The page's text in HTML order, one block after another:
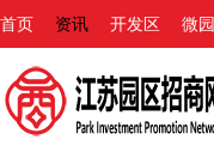
首页 资讯 开发区 微